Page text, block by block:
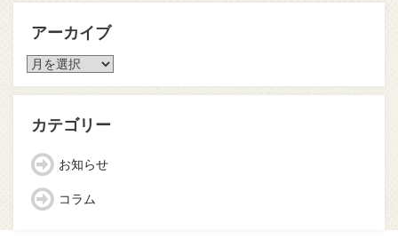
アーカイブ
ア
カ
ブ
カテゴリー
お知らせ
コラム